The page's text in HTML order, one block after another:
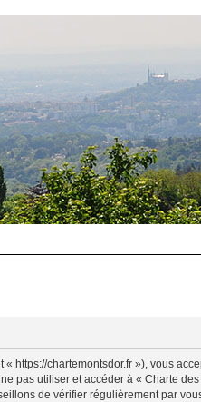
https://chartemontsdor.fr »), vous
pas utiliser et accéder à « Charte
de vérifier régulièrement par